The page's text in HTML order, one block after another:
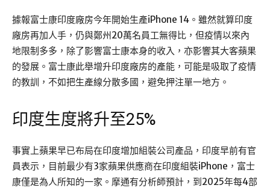
據報富士康印度廠房今年開始生產iPhone 14。雖然就算印度
廠房再加人手，仍與鄭州20萬名員工無得比，但疫情以來內
地限制多多，除了影響富士康本身的收入，亦影響其大客蘋果
的發展。富士康此舉增升印度廠房的產能，可能是吸取了疫情
的教訓，不如把生產線分散多國，避免押注單一地方。
印度生度將升至25%
事實上蘋果早已布局在印度增加組裝公司產品，印度早前有官
員表示，目前最少有3家蘋果供應商在印度組裝iPhone，富士
康僅是為人所知的一家。摩通有分析師預計，到2025年每4部